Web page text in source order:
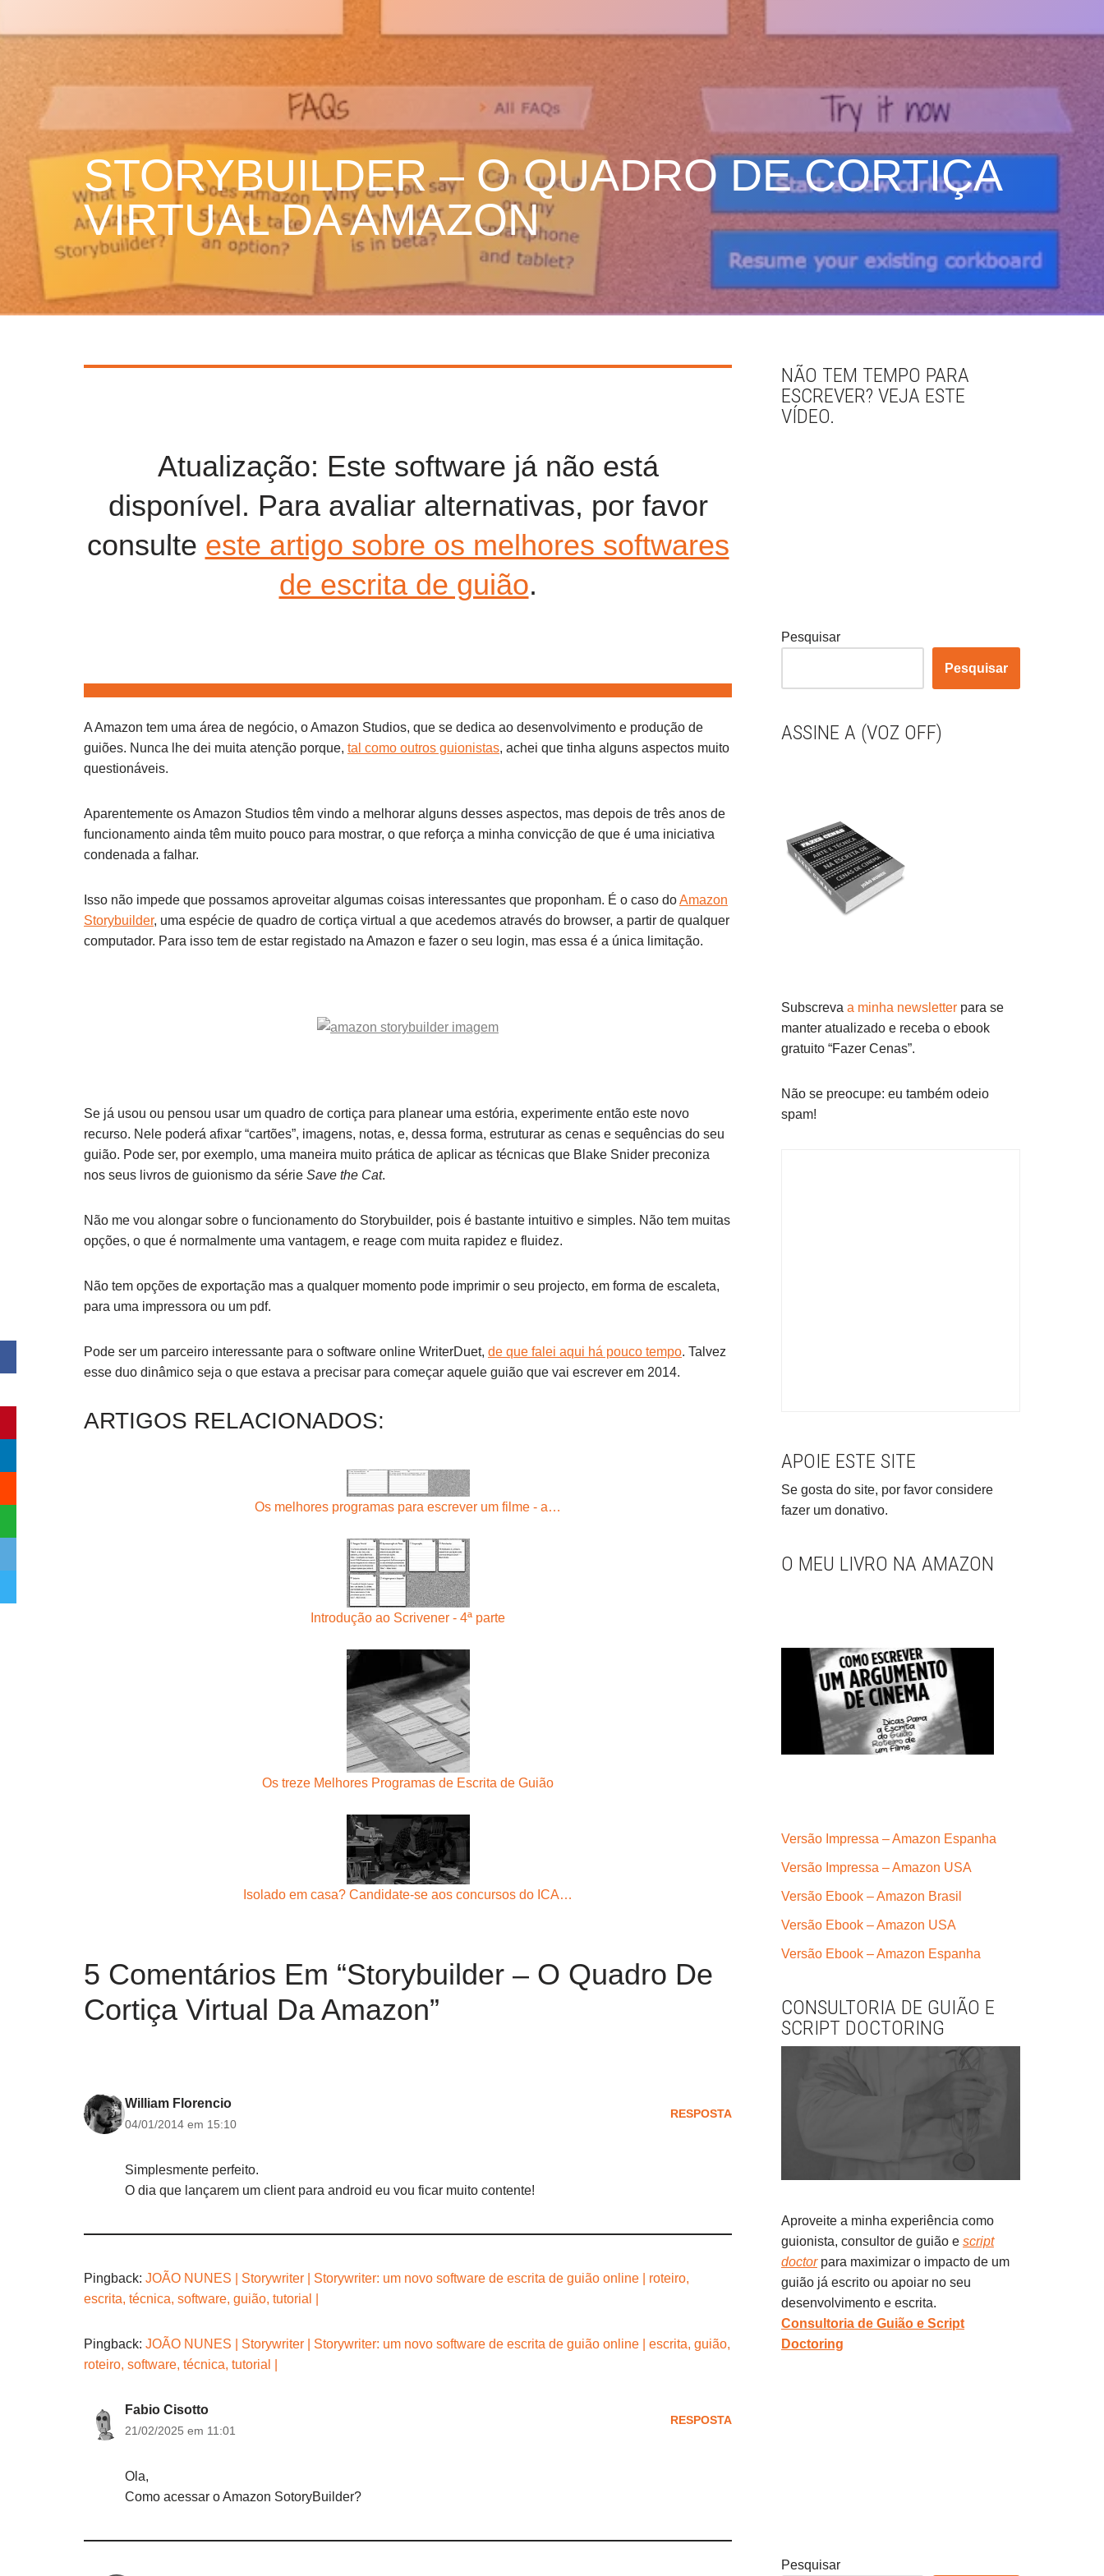
STORYBUILDER – O QUADRO DE CORTIÇA
VIRTUAL DA AMAZON
Atualização: Este software já não está
disponível. Para avaliar alternativas, por favor
consulte este artigo sobre os melhores softwares
de escrita de guião.
A Amazon tem uma área de negócio, o Amazon Studios, que se dedica ao desenvolvimento e produção de
guiões. Nunca lhe dei muita atenção porque, tal como outros guionistas, achei que tinha alguns aspectos muito
questionáveis.
Aparentemente os Amazon Studios têm vindo a melhorar alguns desses aspectos, mas depois de três anos de
funcionamento ainda têm muito pouco para mostrar, o que reforça a minha convicção de que é uma iniciativa
condenada a falhar.
Isso não impede que possamos aproveitar algumas coisas interessantes que proponham. É o caso doAmazon
Storybuilder, uma espécie de quadro de cortiça virtual a que acedemos através do browser, a partir de qualquer
computador. Para isso tem de estar registado na Amazon e fazer o seu login, mas essa é a única limitação.
Se já usou ou pensou usar um quadro de cortiça para planear uma estória, experimente então este novo
recurso. Nele poderá afixar “cartões”, imagens, notas, e, dessa forma, estruturar as cenas e sequências do seu
guião. Pode ser, por exemplo, uma maneira muito prática de aplicar as técnicas que Blake Snider preconiza
nos seus livros de guionismo da série Save the Cat.
Não me vou alongar sobre o funcionamento do Storybuilder, pois é bastante intuitivo e simples. Não tem muitas
opções, o que é normalmente uma vantagem, e reage com muita rapidez e fluidez.
Não tem opções de exportação mas a qualquer momento pode imprimir o seu projecto, em forma de escaleta,
para uma impressora ou um pdf.
Pode ser um parceiro interessante para o software online WriterDuet, de que falei aqui há pouco tempo. Talvez
esse duo dinâmico seja o que estava a precisar para começar aquele guião que vai escrever em 2014.
ARTIGOS RELACIONADOS:
Os melhores programas para escrever um filme - a…
Introdução ao Scrivener - 4ª parte
Os treze Melhores Programas de Escrita de Guião
Isolado em casa? Candidate-se aos concursos do ICA…
5 Comentários Em “Storybuilder – O Quadro De
Cortiça Virtual Da Amazon”
William Florencio
04/01/2014 em 15:10
RESPOSTA
Simplesmente perfeito.
O dia que lançarem um client para android eu vou ficar muito contente!
Pingback: JOÃO NUNES | Storywriter | Storywriter: um novo software de escrita de guião online | roteiro,
escrita, técnica, software, guião, tutorial |
Pingback: JOÃO NUNES | Storywriter | Storywriter: um novo software de escrita de guião online | escrita, guião,
roteiro, software, técnica, tutorial |
Fabio Cisotto
21/02/2025 em 11:01
RESPOSTA
Ola,
Como acessar o Amazon SotoryBuilder?
NÃO TEM TEMPO PARA
ESCREVER? VEJA ESTE
VÍDEO.
Pesquisar
Pesquisar
ASSINE A (VOZ OFF)
Subscreva a minha newsletter para se
manter atualizado e receba o ebook
gratuito “Fazer Cenas”.
Não se preocupe: eu também odeio
spam!
APOIE ESTE SITE
Se gosta do site, por favor considere
fazer um donativo.
O MEU LIVRO NA AMAZON
Versão Impressa – Amazon Espanha
Versão Impressa – Amazon USA
Versão Ebook – Amazon Brasil
Versão Ebook – Amazon USA
Versão Ebook – Amazon Espanha
CONSULTORIA DE GUIÃO E
SCRIPT DOCTORING
Aproveite a minha experiência como
guionista, consultor de guião e script
doctorpara maximizar o impacto de um
guião já escrito ou apoiar no seu
desenvolvimento e escrita.
Consultoria de Guião e Script
Doctoring
Pesquisar